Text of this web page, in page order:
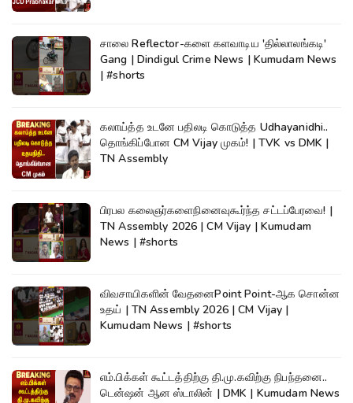
சாலை Reflector-களை களவாடிய 'தில்லாலங்கடி'
Gang | Dindigul Crime News | Kumudam News
| #shorts
கலாய்த்த உடனே பதிலடி கொடுத்த Udhayanidhi..
தொங்கிப்போன CM Vijay முகம்! | TVK vs DMK |
TN Assembly
பிரபல கலைஞர்களைநினைவுகூர்ந்த சட்டப்பேரவை! |
TN Assembly 2026 | CM Vijay | Kumudam
News | #shorts
விவசாயிகளின் வேதனைPoint Point-ஆக சொன்ன
உதய் | TN Assembly 2026 | CM Vijay |
Kumudam News | #shorts
எம்.பிக்கள் கூட்டத்திற்கு தி.மு.கவிற்கு நிபந்தனை..
டென்ஷன் ஆன ஸ்டாலின் | DMK | Kumudam News